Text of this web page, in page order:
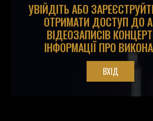
УВІЙДІТЬ АБО
ОТРИМАТИ ДОСТУП ДО
ВІДЕОЗАПИСІВ
ІНФОРМАЦІЇ ПРО
ВХІД